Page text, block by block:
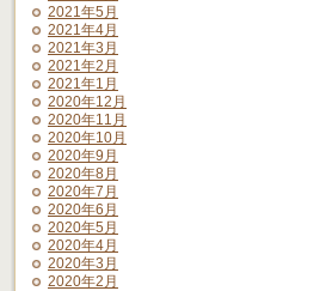
2021年5月
2021年4月
2021年3月
2021年2月
2021年1月
2020年12月
2020年11月
2020年10月
2020年9月
2020年8月
2020年7月
2020年6月
2020年5月
2020年4月
2020年3月
2020年2月